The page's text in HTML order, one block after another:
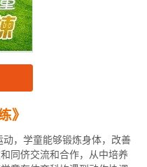
》
，学童能够锻炼身体，改善
同侪交流和合作，从中培养